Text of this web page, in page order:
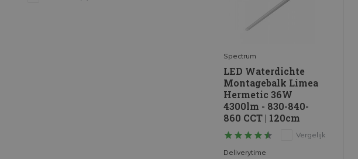
Spectrum
LED Waterdichte
Montagebalk Limea
Hermetic 36W
4300lm - 830-840-
860 CCT | 120cm
Vergelijk
Deliverytime